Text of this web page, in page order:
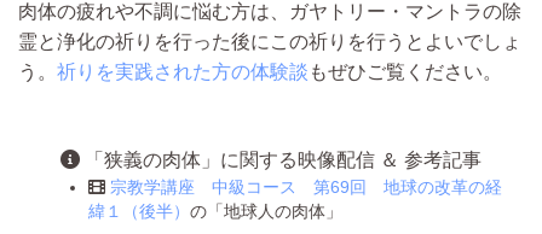
肉体の疲れや不調に悩む方は、ガヤトリー・マントラの除
霊と浄化の祈りを行った後にこの祈りを行うとよいでしょ
う。 祈りを実践された方の体験談 もぜひご覧ください。
「狭義の肉体」に関する映像配信 ＆ 参考記事
宗教学講座 中級コース 第69回 地球の改革の経
緯１（後半） の「地球人の肉体」